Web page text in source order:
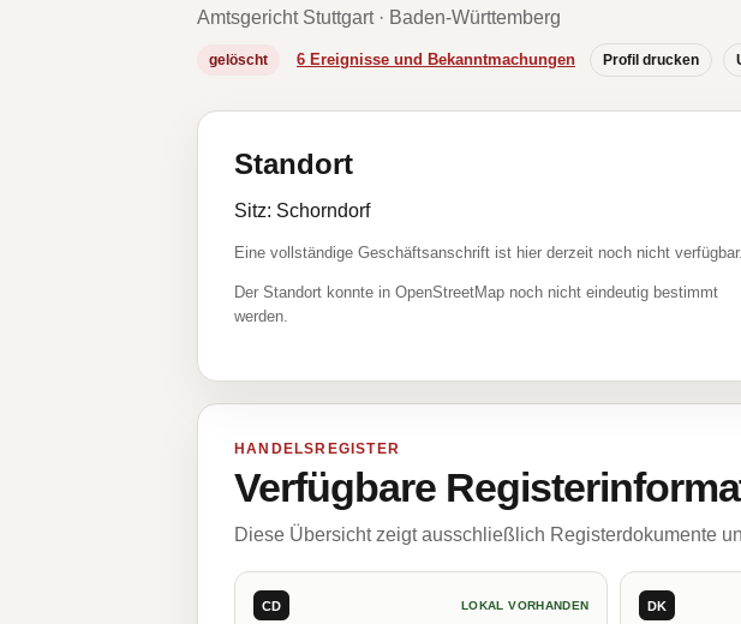
Amtsgericht Stuttgart · Baden-Württemberg
gelöscht 6 Ereignisse und Bekanntmachungen Profil drucken
Standort
Sitz: Schorndorf
Eine vollständige Geschäftsanschrift ist hier derzeit noch nicht verfügbar.
Der Standort konnte in OpenStreetMap noch nicht eindeutig bestimmt
werden.
HANDELSREGISTER
Verfügbare
Diese Übersicht zeigt ausschließlich Registerdokumente
CD LOKAL VORHANDEN DK